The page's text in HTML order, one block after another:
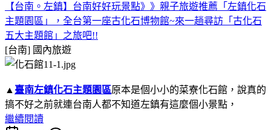
【台南。左鎮】台南好好玩景點》》親子旅遊推薦「左鎮化石
主題園區」，全台第一座古化石博物館~來一趟尋訪「古化石
五大主題館」之旅吧!!
[台南] 國內旅遊
▲ 臺南左鎮化石主題園區原本是個小小的菜寮化石館，說真的
搞不好之前就連台南人都不知道左鎮有這麼個小景點，
繼續閱讀